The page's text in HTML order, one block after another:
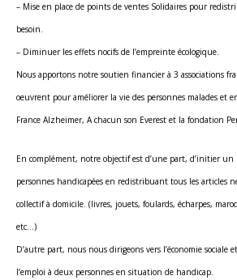
– Mise en place de points de ventes Solidaires pour
besoin.
– Diminuer les effets nocifs de l’empreinte écologique.
Nous apportons notre soutien financier à 3 associations
oeuvrent pour améliorer la vie des personnes malades et
France Alzheimer, A chacun son Everest et la fondation
En complément, notre objectif est d’une part, d’initier un
personnes handicapées en redistribuant tous les articles
collectif à domicile. (livres, jouets, foulards, écharpes,
etc…)
D’autre part, nous nous dirigeons vers l’économie sociale
l’emploi à deux personnes en situation de handicap.